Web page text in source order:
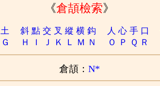
《倉頡檢索》
土 斜 點 交 叉 縱 横 鈎 人 心 手 口
Ｇ Ｈ Ｉ Ｊ Ｋ Ｌ Ｍ Ｎ Ｏ Ｐ Ｑ Ｒ
倉頡： N*